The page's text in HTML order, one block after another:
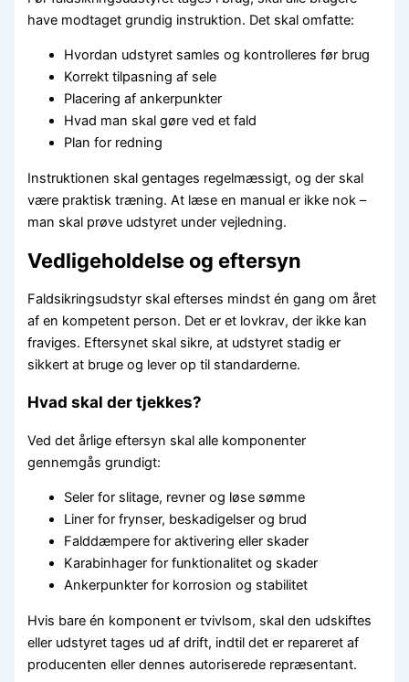
have modtaget grundig instruktion. Det skal omfatte:
Hvordan udstyret samles og kontrolleres før brug
Korrekt tilpasning af sele
Placering af ankerpunkter
Hvad man skal gøre ved et fald
Plan for redning
Instruktionen skal gentages regelmæssigt, og der skal
være praktisk træning. At læse en manual er ikke nok –
man skal prøve udstyret under vejledning.
Vedligeholdelse og eftersyn
Faldsikringsudstyr skal efterses mindst én gang om året
af en kompetent person. Det er et lovkrav, der ikke kan
fraviges. Eftersynet skal sikre, at udstyret stadig er
sikkert at bruge og lever op til standarderne.
Hvad skal der tjekkes?
Ved det årlige eftersyn skal alle komponenter
gennemgås grundigt:
Seler for slitage, revner og løse sømme
Liner for frynser, beskadigelser og brud
Falddæmpere for aktivering eller skader
Karabinhager for funktionalitet og skader
Ankerpunkter for korrosion og stabilitet
Hvis bare én komponent er tvivlsom, skal den udskiftes
eller udstyret tages ud af drift, indtil det er repareret af
producenten eller dennes autoriserede repræsentant.